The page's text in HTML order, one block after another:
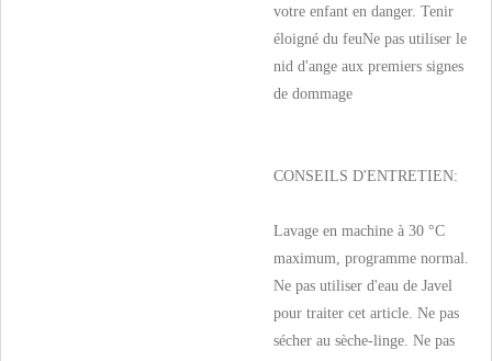
votre enfant en danger. Tenir
éloigné du feuNe pas utiliser le
nid d'ange aux premiers signes
de dommage
CONSEILS D'ENTRETIEN:
Lavage en machine à 30 °C
maximum, programme normal.
Ne pas utiliser d'eau de Javel
pour traiter cet article. Ne pas
sécher au sèche-linge. Ne pas